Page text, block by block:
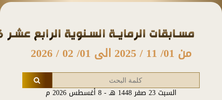
من 01/ 11 / 2025 الى 01/ 02 / 2026
السبت 23 صفر 1448 هـ - 8 أغسطس 2026 م